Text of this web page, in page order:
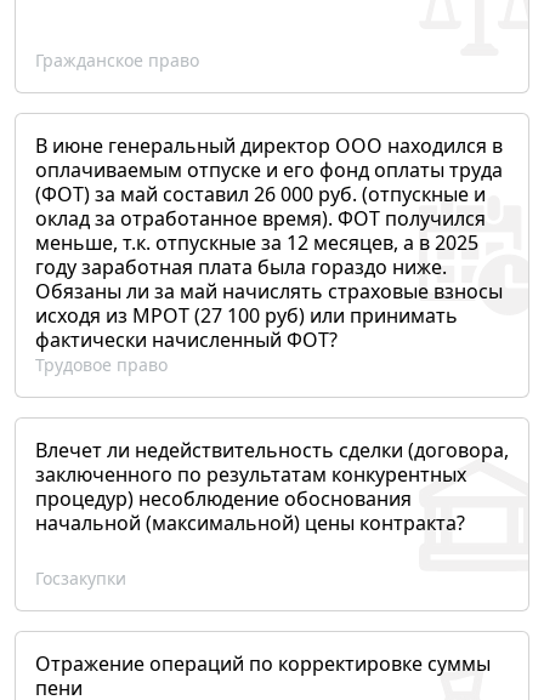
Гражданское право
В июне генеральный директор ООО находился в
оплачиваемым отпуске и его фонд оплаты труда
(ФОТ) за май составил 26 000 руб. (отпускные и
оклад за отработанное время). ФОТ получился
меньше, т.к. отпускные за 12 месяцев, а в 2025
году заработная плата была гораздо ниже.
Обязаны ли за май начислять страховые взносы
исходя из МРОТ (27 100 руб) или принимать
фактически начисленный ФОТ?
Трудовое право
Влечет ли недействительность сделки (договора,
заключенного по результатам конкурентных
процедур) несоблюдение обоснования
начальной (максимальной) цены контракта?
Госзакупки
Отражение операций по корректировке суммы
пени